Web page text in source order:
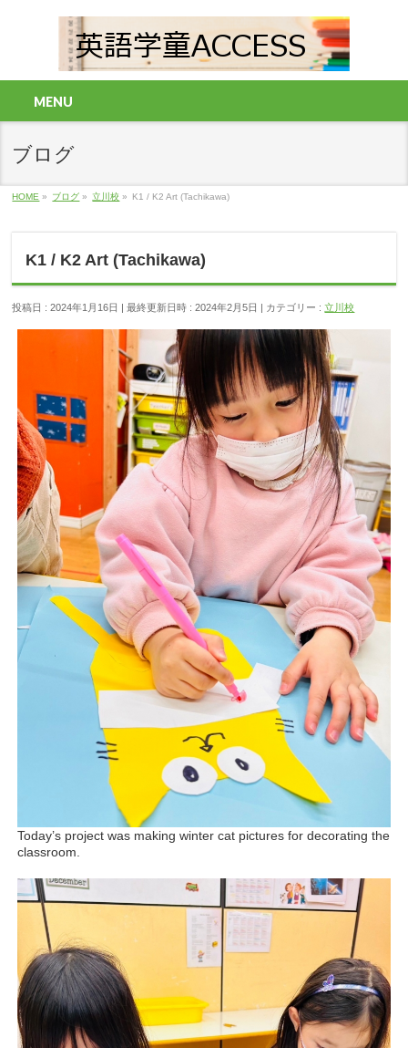
MENU
ブログ
HOME » ブログ » 立川校 » K1 / K2 Art (Tachikawa)
K1 / K2 Art (Tachikawa)
投稿日 : 2024年1月16日 最終更新日時 : 2024年2月5日 カテゴリー :立川校
Today’s project was making winter cat pictures for decorating the
classroom.